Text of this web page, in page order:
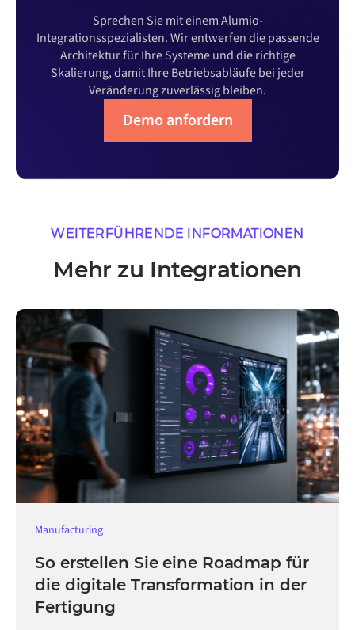
Sprechen Sie mit einem Alumio-
Integrationsspezialisten. Wir entwerfen die passende
Architektur für Ihre Systeme und die richtige
Skalierung, damit Ihre Betriebsabläufe bei jeder
Veränderung zuverlässig bleiben.
Demo anfordern
WEITERFÜHRENDE INFORMATIONEN
Mehr zu Integrationen
Manufacturing
So erstellen Sie eine Roadmap für
die digitale Transformation in der
Fertigung